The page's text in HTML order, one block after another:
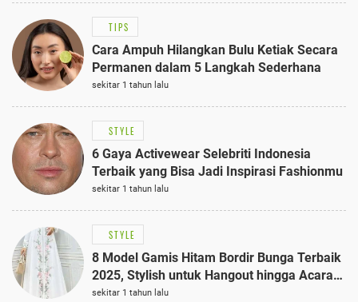
TIPS
Cara Ampuh Hilangkan Bulu Ketiak Secara
Permanen dalam 5 Langkah Sederhana
sekitar 1 tahun lalu
STYLE
6 Gaya Activewear Selebriti Indonesia
Terbaik yang Bisa Jadi Inspirasi Fashionmu
sekitar 1 tahun lalu
STYLE
8 Model Gamis Hitam Bordir Bunga Terbaik
2025, Stylish untuk Hangout hingga Acara
Semi-Formal
sekitar 1 tahun lalu